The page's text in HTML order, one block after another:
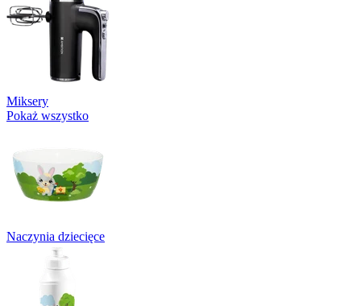
Miksery
Pokaż wszystko
Naczynia dziecięce